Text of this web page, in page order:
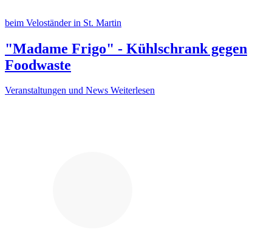
beim Veloständer in St. Martin
"Madame Frigo" - Kühlschrank gegen
Foodwaste
Veranstaltungen und News Weiterlesen